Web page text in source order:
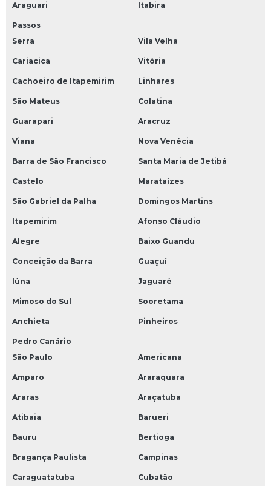
Araguari Itabira
Passos
Serra
Vila Velha
Cariacica Vitória
Cachoeiro de Itapemirim Linhares
São Mateus Colatina
Guarapari Aracruz
Viana Nova Venécia
Barra de São Francisco Santa Maria de Jetibá
Castelo Marataízes
São Gabriel da Palha Domingos Martins
Itapemirim Afonso Cláudio
Alegre Baixo Guandu
Conceição da Barra Guaçuí
Iúna Jaguaré
Mimoso do Sul Sooretama
Anchieta Pinheiros
Pedro Canário
São Paulo
Americana
Amparo Araraquara
Araras Araçatuba
Atibaia Barueri
Bauru Bertioga
Bragança Paulista Campinas
Caraguatatuba Cubatão